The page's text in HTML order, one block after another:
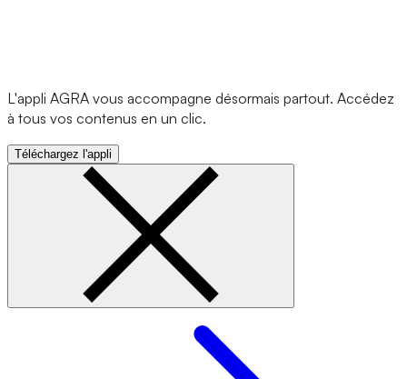
L'appli AGRA vous accompagne désormais partout. Accédez
à tous vos contenus en un clic.
Téléchargez l'appli